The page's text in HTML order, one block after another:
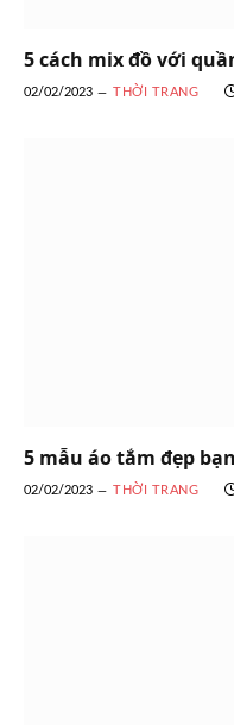
5 cách mix đồ với
02/02/2023 THỜI TRANG
5 mẫu áo tắm đẹp
02/02/2023 THỜI TRANG